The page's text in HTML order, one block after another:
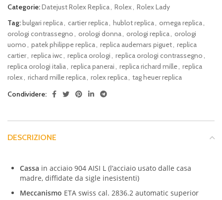
Categorie:Datejust Rolex Replica, Rolex, Rolex Lady
Tag:bulgari replica, cartier replica, hublot replica, omega replica,
orologi contrassegno, orologi donna, orologi replica, orologi
uomo, patek philippe replica, replica audemars piguet, replica
cartier, replica iwc, replica orologi, replica orologi contrassegno,
replica orologi italia, replica panerai, replica richard mille, replica
rolex, richard mille replica, rolex replica, tag heuer replica
Condividere:
DESCRIZIONE
Cassa in acciaio 904 AISI L (l’acciaio usato dalle casa
madre, diffidate da sigle inesistenti)
Meccanismo ETA swiss cal. 2836.2 automatic superior